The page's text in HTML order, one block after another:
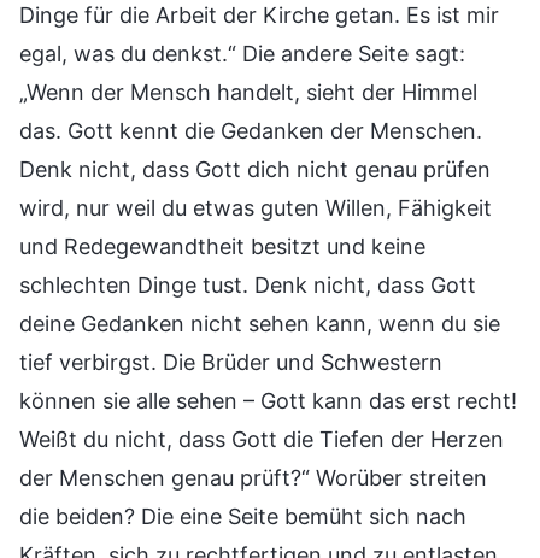
Dinge für die Arbeit der Kirche getan. Es ist mir
egal, was du denkst.“ Die andere Seite sagt:
„Wenn der Mensch handelt, sieht der Himmel
das. Gott kennt die Gedanken der Menschen.
Denk nicht, dass Gott dich nicht genau prüfen
wird, nur weil du etwas guten Willen, Fähigkeit
und Redegewandtheit besitzt und keine
schlechten Dinge tust. Denk nicht, dass Gott
deine Gedanken nicht sehen kann, wenn du sie
tief verbirgst. Die Brüder und Schwestern
können sie alle sehen – Gott kann das erst recht!
Weißt du nicht, dass Gott die Tiefen der Herzen
der Menschen genau prüft?“ Worüber streiten
die beiden? Die eine Seite bemüht sich nach